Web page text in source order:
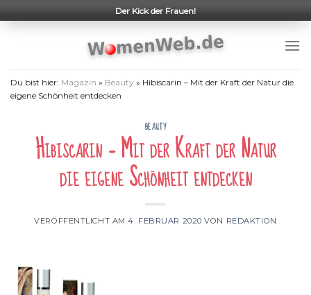
to
Der Kick der Frauen!
Du bist hier: Magazin » Beauty » Hibiscarin – Mit der Kraft der Natur die
eigene Schönheit entdecken
BEAUTY
Hibiscarin – Mit der Kraft der Natur
die eigene Schönheit entdecken
VERÖFFENTLICHT AM4. FEBRUAR 2020 VON REDAKTION